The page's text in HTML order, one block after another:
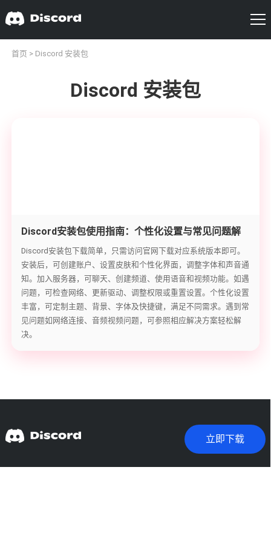
首页 > Discord 安装包
Discord 安装包
Discord安装包使用指南：个性化设置与常见问题解
决
Discord安装包下载简单，只需访问官网下载对应系统版本即可。
安装后，可创建账户、设置皮肤和个性化界面，调整字体和声音通
知。加入服务器，可聊天、创建频道、使用语音和视频功能。如遇
问题，可检查网络、更新驱动、调整权限或重置设置。个性化设置
丰富，可定制主题、背景、字体及快捷键，满足不同需求。遇到常
见问题如网络连接、音频视频问题，可参照相应解决方案轻松解
决。
立即下载